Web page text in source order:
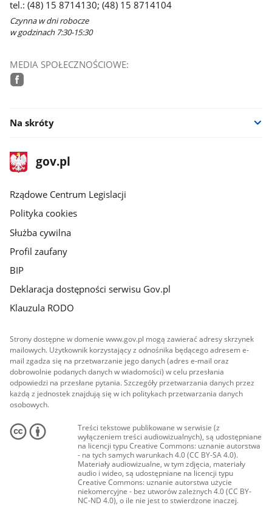
tel.: (48) 15 8714130; (48) 15 8714104
Czynna w dni robocze
w godzinach 7:30-15:30
MEDIA SPOŁECZNOŚCIOWE:
Na skróty
stopka
gov.plStrona
gov.pl
Rządowe Centrum Legislacji
Polityka cookies
Służba cywilna
Profil zaufany
BIP
Deklaracja dostępności serwisu Gov.pl
Klauzula RODO
Strony dostępne w domenie www.gov.pl mogą zawierać adresy skrzynek
mailowych. Użytkownik korzystający z odnośnika będącego adresem e-
mail zgadza się na przetwarzanie jego danych (adres e-mail oraz
dobrowolnie podanych danych w wiadomości) w celu przesłania
odpowiedzi na przesłane pytania. Szczegóły przetwarzania danych przez
każdą z jednostek znajdują się w ich politykach przetwarzania danych
osobowych.
Treści tekstowe publikowane w serwisie (z
wyłączeniem treści audiowizualnych), są udostępniane
na licencji typu Creative Commons: uznanie autorstwa
- na tych samych warunkach 4.0 (CC BY-SA 4.0).
Materiały audiowizualne, w tym zdjęcia, materiały
audio i wideo, są udostępniane na licencji typu
Creative Commons: uznanie autorstwa użycie
niekomercyjne - bez utworów zależnych 4.0 (CC BY-
NC-ND 4.0), o ile nie jest to stwierdzone inaczej.